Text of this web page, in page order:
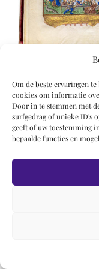
Om de beste ervaringen
cookies om informatie
Door in te stemmen met
surfgedrag of unieke ID's
geeft of uw toestemming
bepaalde functies en
© 2019 Roel